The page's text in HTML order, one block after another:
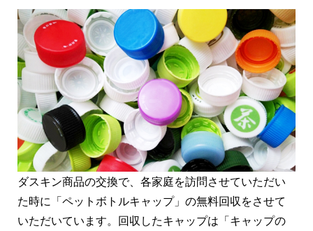
ダスキン商品の交換で、各家庭を訪問させていただい
た時に「ペットボトルキャップ」の無料回収をさせて
いただいています。回収したキャップは「キャップの